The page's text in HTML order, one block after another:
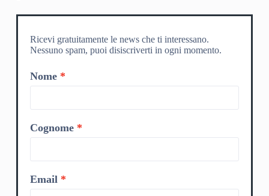
Ricevi gratuitamente le news che ti interessano.
Nessuno spam, puoi disiscriverti in ogni momento.
Nome
Cognome
Email